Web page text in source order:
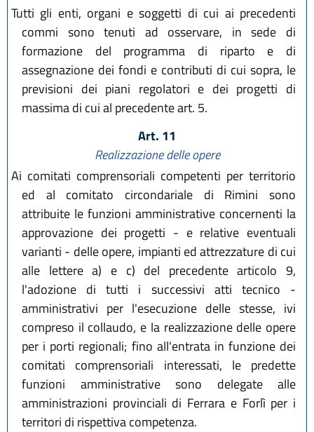
Tutti gli enti, organi e soggetti di cui ai precedenti
commi sono tenuti ad osservare, in sede di
formazione del programma di riparto e di
assegnazione dei fondi e contributi di cui sopra, le
previsioni dei piani regolatori e dei progetti di
massima di cui al precedente art. 5.
Art. 11
Realizzazione delle opere
Ai comitati comprensoriali competenti per territorio
ed al comitato circondariale di Rimini sono
attribuite le funzioni amministrative concernenti la
approvazione dei progetti - e relative eventuali
varianti - delle opere, impianti ed attrezzature di cui
alle lettere a) e c) del precedente articolo 9,
l'adozione di tutti i successivi atti tecnico -
amministrativi per l'esecuzione delle stesse, ivi
compreso il collaudo, e la realizzazione delle opere
per i porti regionali; fino all'entrata in funzione dei
comitati comprensoriali interessati, le predette
funzioni amministrative sono delegate alle
amministrazioni provinciali di Ferrara e Forlì per i
territori di rispettiva competenza.